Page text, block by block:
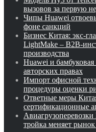
вызовов за первую
Чипы Huawei
фоне санкций
Бизнес Китая: экс-
LightMake – B2B-
производства
Huawei и
авторских правах
Импорт офисной
процедуры оценки
Ответные меры
сертификационные
тройка меняет